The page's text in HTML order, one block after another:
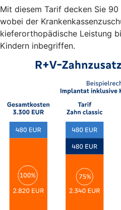
Mit diesem Tarif decken Sie
wobei der
kieferorthopädische Leistung
Kindern inbegriffen.